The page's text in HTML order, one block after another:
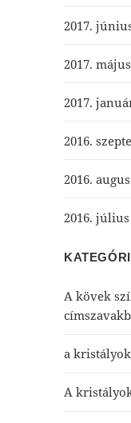
2017.
2017. május
2017.
2016.
2016.
2016. július
A kövek
a
A